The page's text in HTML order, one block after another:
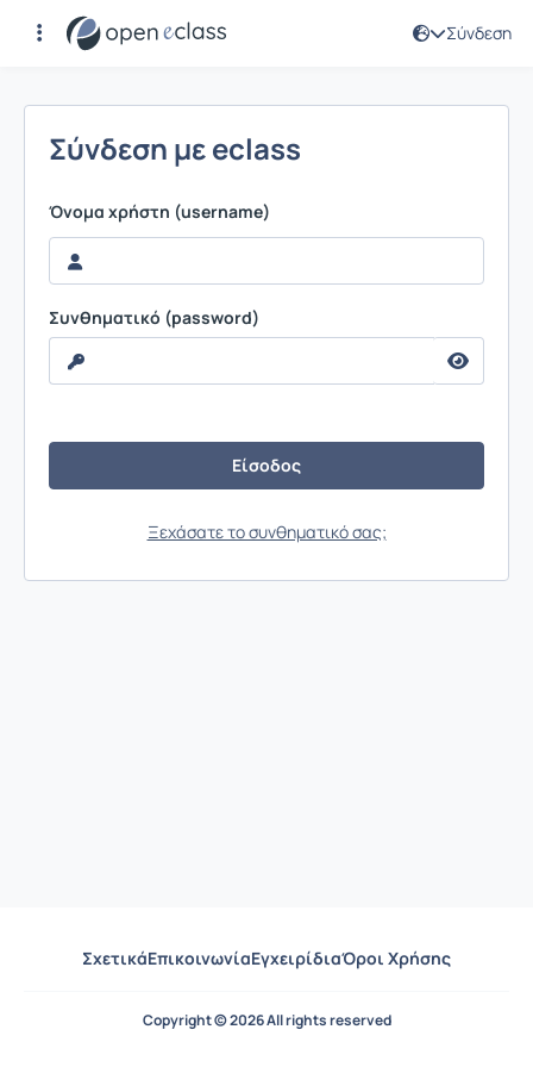
Σύνδεση
Σύνδεση
Σύνδεση με eclass
Όνομα χρήστη (username)
Συνθηματικό (password)
Ξεχάσατε το συνθηματικό σας;
ΣχετικάΕπικοινωνίαΕγχειρίδιαΌροι Χρήσης
Copyright © 2026 All rights reserved